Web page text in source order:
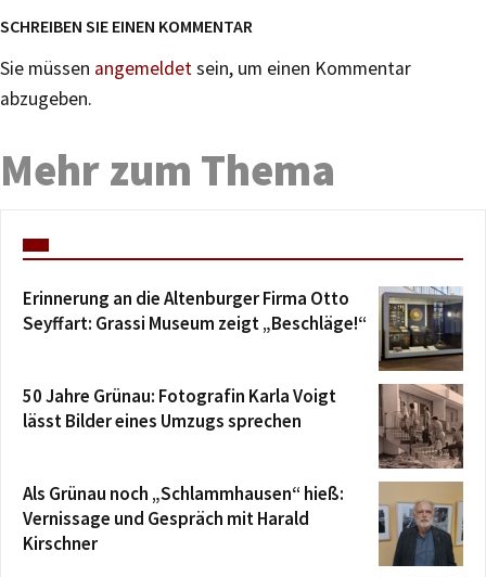
SCHREIBEN SIE EINEN KOMMENTAR
Sie müssen angemeldetsein, um einen Kommentar
abzugeben.
Mehr zum Thema
Erinnerung an die Altenburger Firma Otto
Seyffart: Grassi Museum zeigt „Beschläge!“
50 Jahre Grünau: Fotografin Karla Voigt
lässt Bilder eines Umzugs sprechen
Als Grünau noch „Schlammhausen“ hieß:
Vernissage und Gespräch mit Harald
Kirschner